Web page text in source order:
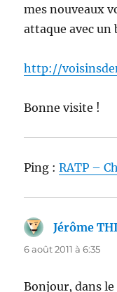
mes nouveaux
attaque avec un
http://
Bonne visite !
Ping :RATP –
Jérôme
6 août 2011 à 6:35
Bonjour, dans le